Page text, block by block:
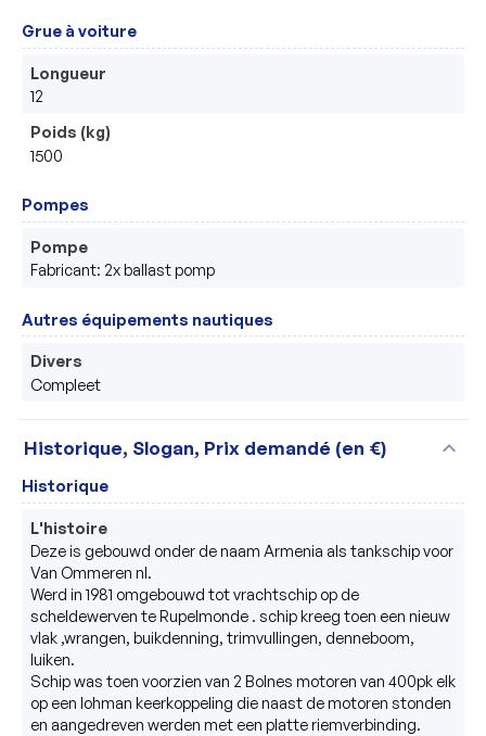
Grue à voiture
Longueur
12
Poids (kg)
1500
Pompes
Pompe
Fabricant: 2x ballast pomp
Autres équipements nautiques
Divers
Compleet
Historique, Slogan, Prix demandé (en €) expand_more
Historique
L'histoire
Deze is gebouwd onder de naam Armenia als tankschip voor
Van Ommeren nl.
Werd in 1981 omgebouwd tot vrachtschip op de
scheldewerven te Rupelmonde . schip kreeg toen een nieuw
vlak ,wrangen, buikdenning, trimvullingen, denneboom,
luiken.
Schip was toen voorzien van 2 Bolnes motoren van 400pk elk
op een lohman keerkoppeling die naast de motoren stonden
en aangedreven werden met een platte riemverbinding.